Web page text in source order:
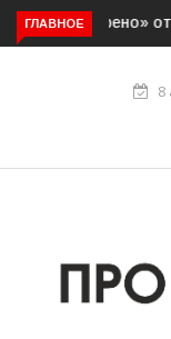
ГЛАВНОЕ
8